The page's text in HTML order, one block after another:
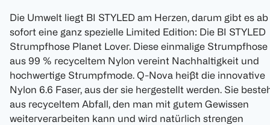
Die Umwelt liegt BI STYLED am Herzen, darum gibt es ab
sofort eine ganz spezielle Limited Edition: Die BI STYLED
Strumpfhose Planet Lover. Diese einmalige Strumpfhose
aus 99 % recyceltem Nylon vereint Nachhaltigkeit und
hochwertige Strumpfmode. Q-Nova heißt die innovative
Nylon 6.6 Faser, aus der sie hergestellt werden. Sie
aus recyceltem Abfall, den man mit gutem Gewissen
weiterverarbeiten kann und wird natürlich strengen